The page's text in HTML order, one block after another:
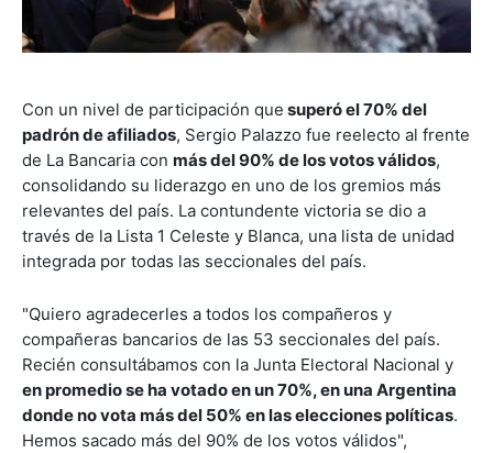
Con un nivel de participación que superó el 70% del
padrón de afiliados, Sergio Palazzo fue reelecto al frente
de La Bancaria con más del 90% de los votos válidos,
consolidando su liderazgo en uno de los gremios más
relevantes del país. La contundente victoria se dio a
través de la Lista 1 Celeste y Blanca, una lista de unidad
integrada por todas las seccionales del país.
"Quiero agradecerles a todos los compañeros y
compañeras bancarios de las 53 seccionales del país.
Recién consultábamos con la Junta Electoral Nacional y
en promedio se ha votado en un 70%, en una Argentina
donde no vota más del 50% en las elecciones políticas.
Hemos sacado más del 90% de los votos válidos",